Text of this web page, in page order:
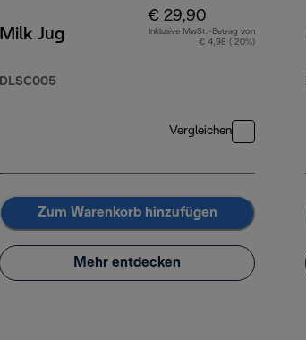
Milk Jug
DLSC005
€ 29,90
Inklusive MwSt.-Betrag von
€ 4,98 ( 20%)
Vergleichen
Zum Warenkorb hinzufügen
Mehr entdecken